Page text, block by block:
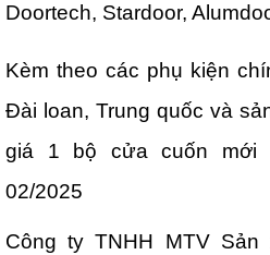
Doortech, Stardoor,
Kèm theo các phụ kiện
Đài loan, Trung quốc và
giá 1 bộ cửa cuốn mới
02/2025
Công ty TNHH MTV